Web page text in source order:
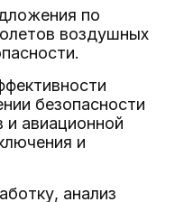
по
воздушных
безопасности
авиационной
и
анализ